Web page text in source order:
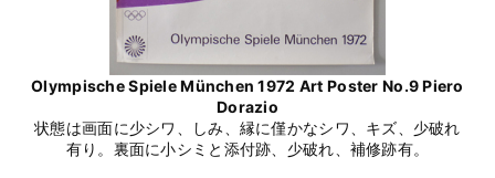
Olympische Spiele München 1972 Art Poster No.9 Piero
Dorazio
状態は画面に少シワ、しみ、縁に僅かなシワ、キズ、少破れ
有り。裏面に小シミと添付跡、少破れ、補修跡有。